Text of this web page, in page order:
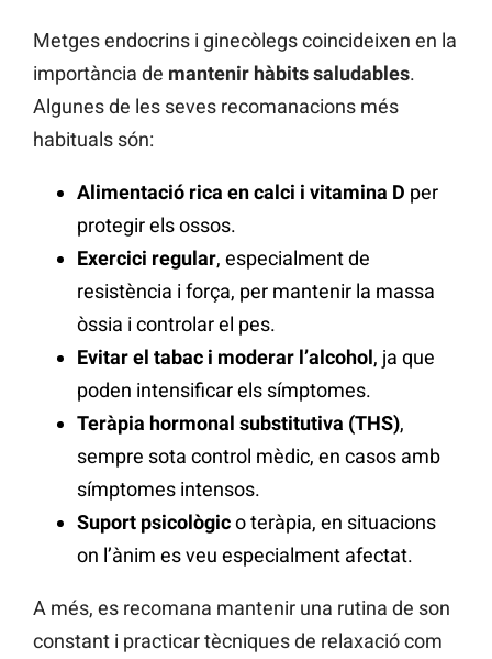
Metges endocrins i ginecòlegs coincideixen en la
importància de mantenir hàbits saludables.
Algunes de les seves recomanacions més
habituals són:
Alimentació rica en calci i vitamina D per
protegir els ossos.
Exercici regular, especialment de
resistència i força, per mantenir la massa
òssia i controlar el pes.
Evitar el tabac i moderar l’alcohol, ja que
poden intensificar els símptomes.
Teràpia hormonal substitutiva (THS),
sempre sota control mèdic, en casos amb
símptomes intensos.
Suport psicològico teràpia, en situacions
on l’ànim es veu especialment afectat.
A més, es recomana mantenir una rutina de son
constant i practicar tècniques de relaxació com